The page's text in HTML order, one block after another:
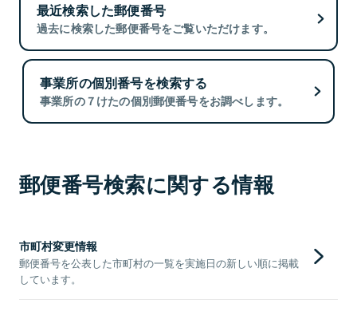
最近検索した郵便番号
過去に検索した郵便番号をご覧いただけます。
事業所の個別番号を検索する
事業所の７けたの個別郵便番号をお調べします。
郵便番号検索に関する情報
市町村変更情報
郵便番号を公表した市町村の一覧を実施日の新しい順に掲載
しています。